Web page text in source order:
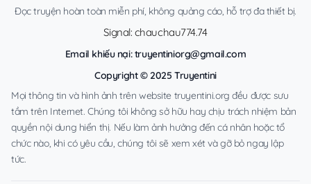
Đọc truyện hoàn toàn miễn phí, không quảng cáo, hỗ trợ đa thiết bị.
Signal: chauchau774.74
Email khiếu nại:truyentiniorg@gmail.com
Copyright © 2025 Truyentini
Mọi thông tin và hình ảnh trên website truyentini.org đều được sưu
tầm trên Internet. Chúng tôi không sở hữu hay chịu trách nhiệm bản
quyền nội dung hiển thị. Nếu làm ảnh hưởng đến cá nhân hoặc tổ
chức nào, khi có yêu cầu, chúng tôi sẽ xem xét và gỡ bỏ ngay lập
tức.